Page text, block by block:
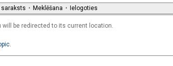
saraksts • Meklēšana • Ielogoties
be redirected to its current location.